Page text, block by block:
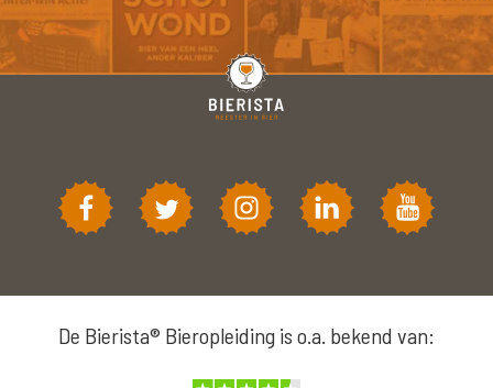
De Bierista® Bieropleiding is o.a. bekend van: